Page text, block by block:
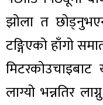
झोला त
टङ्गिएको हाँगो
लाग्यो भन्नतिर